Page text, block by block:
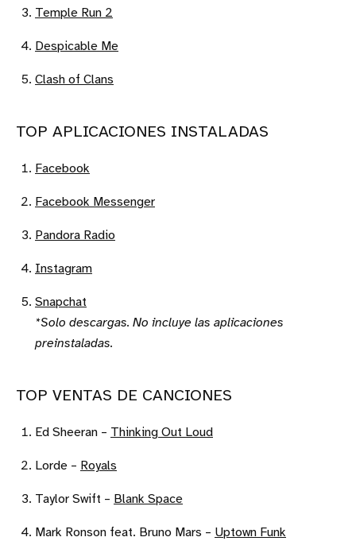
Temple Run 2
Despicable Me
Clash of Clans
TOP APLICACIONES INSTALADAS
Facebook
Facebook Messenger
Pandora Radio
Instagram
Snapchat
*Solo descargas. No incluye las aplicaciones
preinstaladas.
TOP VENTAS DE CANCIONES
Ed Sheeran – Thinking Out Loud
Lorde – Royals
Taylor Swift – Blank Space
Mark Ronson feat. Bruno Mars – Uptown Funk